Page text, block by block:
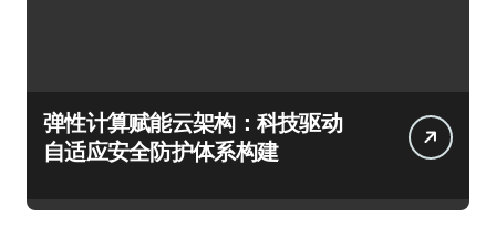
弹性计算赋能云架构：科技驱动
自适应安全防护体系构建